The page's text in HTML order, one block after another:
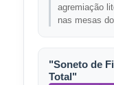
agremiação
nas mesas
"Soneto de
Total"